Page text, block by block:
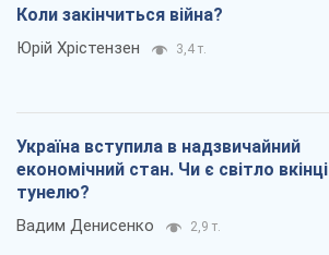
Коли закінчиться війна?
Юрій Хрістензен 3,4 т.
Україна вступила в надзвичайний
економічний стан. Чи є світло вкінці
тунелю?
Вадим Денисенко 2,9 т.